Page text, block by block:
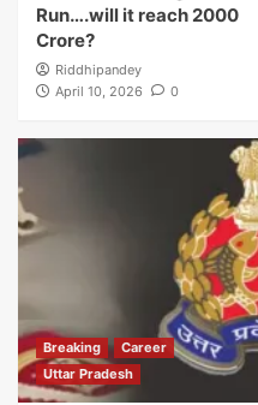
Run….will it reach 2000
Crore?
Riddhipandey
April 10, 2026
0
Breaking
Career
Uttar Pradesh